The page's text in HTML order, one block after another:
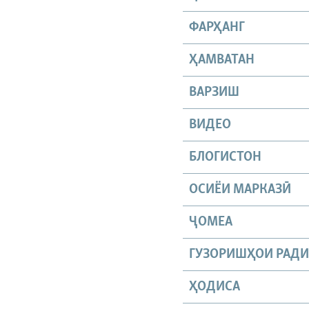
ФАРҲАНГ
ҲАМВАТАН
ВАРЗИШ
ВИДЕО
БЛОГИСТОН
ОСИЁИ МАРКАЗӢ
ҶОМEА
ГУЗОРИШҲОИ
ҲОДИСА